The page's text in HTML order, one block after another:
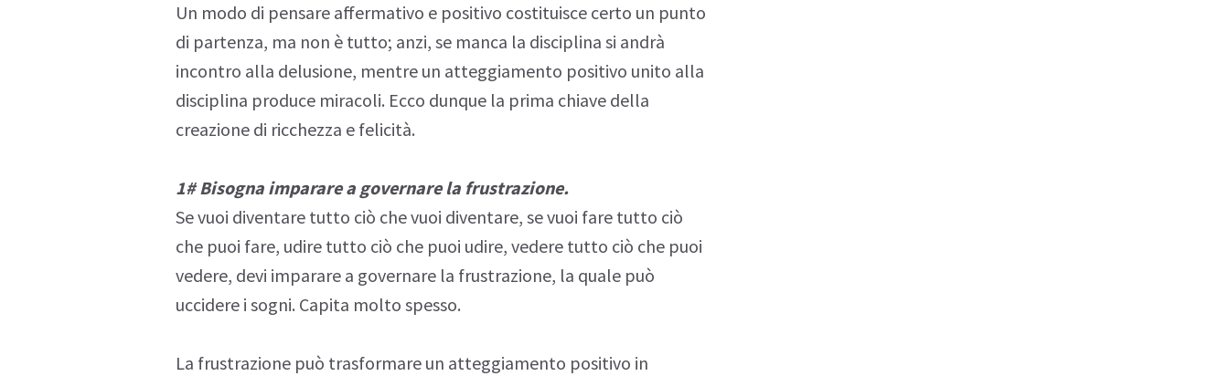
Un modo di pensare affermativo e positivo costituisce certo un punto
di partenza, ma non è tutto; anzi, se manca la disciplina si andrà
incontro alla delusione, mentre un atteggiamento positivo unito alla
disciplina produce miracoli. Ecco dunque la prima chiave della
creazione di ricchezza e felicità.
1# Bisogna imparare a governare la frustrazione.
Se vuoi diventare tutto ciò che vuoi diventare, se vuoi fare tutto ciò
che puoi fare, udire tutto ciò che puoi udire, vedere tutto ciò che puoi
vedere, devi imparare a governare la frustrazione, la quale può
uccidere i sogni. Capita molto spesso.
La frustrazione può trasformare un atteggiamento positivo in